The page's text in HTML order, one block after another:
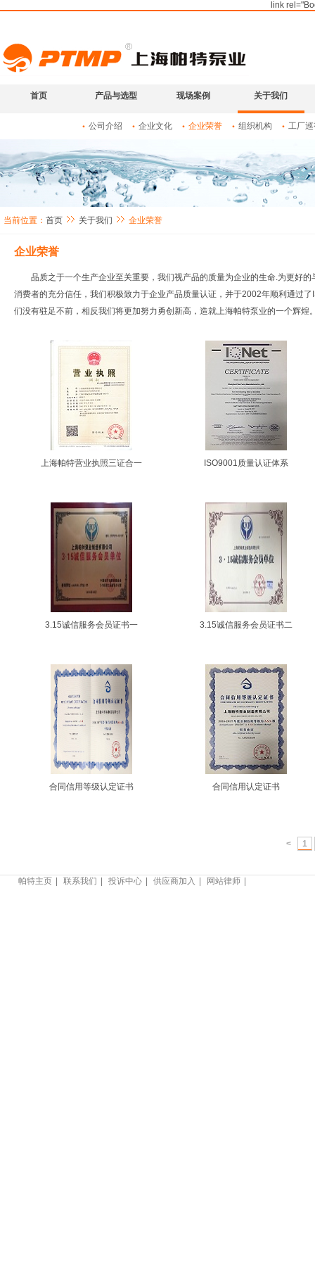
link
首页 产品与选型 现场案例 关于我们
公司介绍 企业文化 企业荣誉 组织机构 工厂
当前位置： 首页 关于我们 企业荣誉
企业荣誉
品质之于一个生产企业至关重要，我们视产品的质量为企业的生命.为更好
消费者的充分信任，我们积极致力于企业产品质量认证，并于2002年顺利通过
们没有驻足不前，相反我们将更加努力勇创新高，造就上海帕特泵业的一个辉煌
上海帕特营业执照三证合一 ISO9001质量认证体系
3.15诚信服务会员证书一 3.15诚信服务会员证书二
合同信用等级认定证书 合同信用认定证书
< 1
帕特主页 联系我们 投诉中心 供应商加入 网站律师